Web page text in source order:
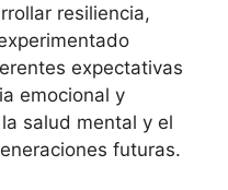
resiliencia,
expectativas
emocional y
salud mental y el
futuras.